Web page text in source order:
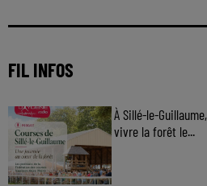
FIL INFOS
À Sillé-le-
vivre la forêt le...